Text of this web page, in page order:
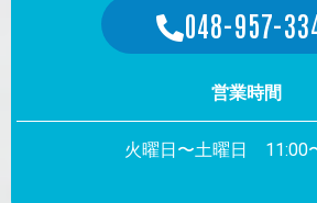
048-957-
営業時間
火曜日〜土曜日 11:00